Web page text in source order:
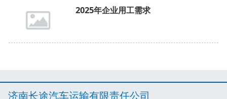
2025年企业用工需求
济南长途汽车运输有限责任公司